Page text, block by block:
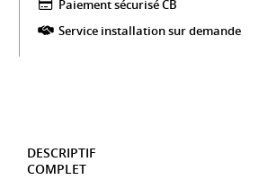
Paiement sécurisé CB​
Service installation sur demande
DESCRIPTIF
COMPLET